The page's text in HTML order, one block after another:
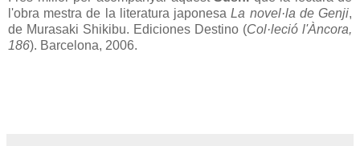
l'obra mestra de la literatura japonesaLa novel·la de Genji,
de Murasaki Shikibu. Ediciones Destino (Col·leció l'Àncora,
186). Barcelona, 2006.